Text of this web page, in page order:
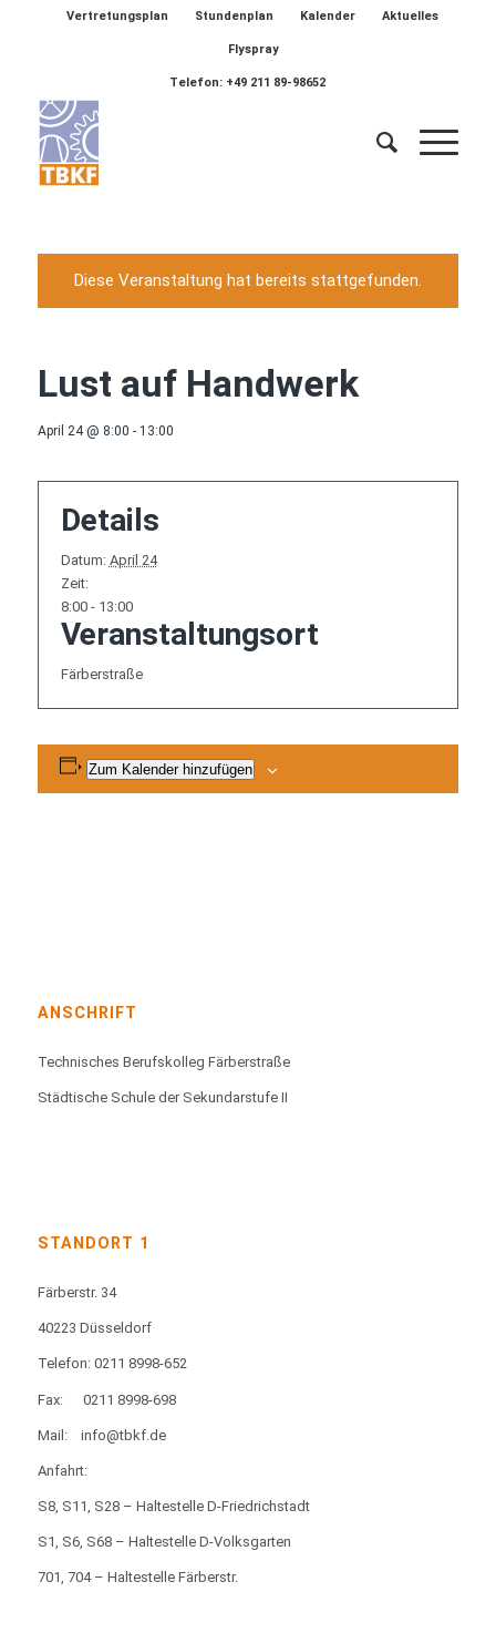
Vertretungsplan Stundenplan Kalender Aktuelles
Flyspray
Telefon: +49 211 89-98652
Diese Veranstaltung hat bereits stattgefunden.
Lust auf Handwerk
April 24 @ 8:00 - 13:00
Details
Datum: April 24
Zeit:
8:00 - 13:00
Veranstaltungsort
Färberstraße
Zum Kalender hinzufügen
ANSCHRIFT
Technisches Berufskolleg Färberstraße
Städtische Schule der Sekundarstufe II
STANDORT 1
Färberstr. 34
40223 Düsseldorf
Telefon: 0211 8998-652
Fax: 0211 8998-698
Mail: info@tbkf.de
Anfahrt:
S8, S11, S28 – Haltestelle D-Friedrichstadt
S1, S6, S68 – Haltestelle D-Volksgarten
701, 704 – Haltestelle Färberstr.